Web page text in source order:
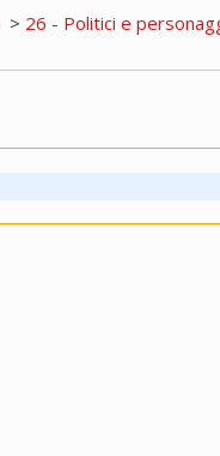
> 26 - Politici e